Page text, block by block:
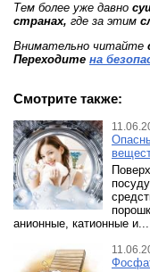
Тем более уже давно
странах, где за этим
Внимательно читайте
Переходите на
Смотрите также:
анионные, катионные